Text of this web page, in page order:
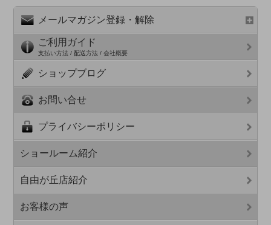
メールマガジン登録・解除
ご利用ガイド
支払い方法 / 配送方法 / 会社概要
ショップブログ
お問い合せ
プライバシーポリシー
ショールーム紹介
自由が丘店紹介
お客様の声